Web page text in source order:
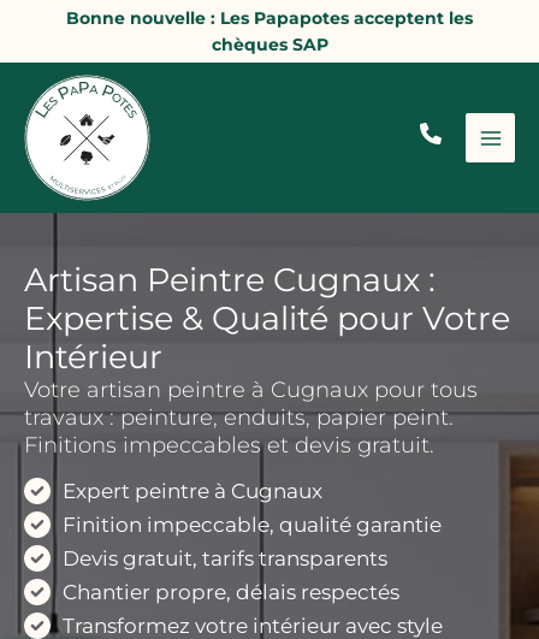
contenu
Bonne nouvelle : Les Papapotes acceptent les
chèques SAP
Artisan Peintre Cugnaux :
Expertise & Qualité pour Votre
Intérieur
Votre artisan peintre à Cugnaux pour tous
travaux : peinture, enduits, papier peint.
Finitions impeccables et devis gratuit.
Expert peintre à Cugnaux
Finition impeccable, qualité garantie
Devis gratuit, tarifs transparents
Chantier propre, délais respectés
Transformez votre intérieur avec style